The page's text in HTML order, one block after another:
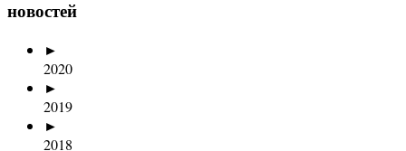
новостей
►
2020
►
2019
►
2018